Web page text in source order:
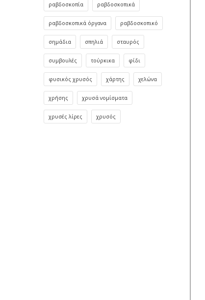
ραβδοσκοπία ραβδοσκοπικά
ραβδοσκοπικά όργανα ραβδοσκοπικό
σημάδια σπηλιά σταυρός
συμβουλές τούρκικα φίδι
φυσικός χρυσός χάρτης χελώνα
χρήσης χρυσά νομίσματα
χρυσές λίρες χρυσός